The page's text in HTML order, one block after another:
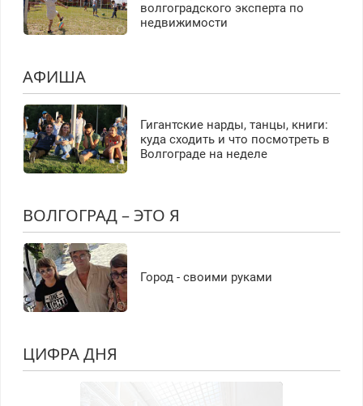
волгоградского эксперта по
недвижимости
АФИША
Гигантские нарды, танцы, книги:
куда сходить и что посмотреть в
Волгограде на неделе
ВОЛГОГРАД – ЭТО Я
Город - своими руками
ЦИФРА ДНЯ